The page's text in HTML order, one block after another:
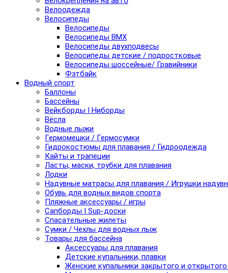
Велоодежда
Велосипеды
Велосипеды
Велосипеды BMX
Велосипеды двухподвесы
Велосипеды детские / подростковые
Велосипеды шоссейные/ Гравийники
Фэтбайк
Водный спорт
Баллоны
Бассейны
Вейкборды I Ниборды
Вёсла
Водные лыжи
Гермомешки / Гермосумки
Гидрокостюмы для плавания / Гидроодежда
Кайты и трапеции
Ласты, маски, трубки для плавания
Лодки
Надувные матрасы для плавания / Игрушки
Обувь для водных видов спорта
Пляжные аксессуары / игры
Сапборды I Sup-доски
Спасательные жилеты
Сумки / Чехлы для водных лыж
Товары для бассейна
Аксессуары для плавания
Детские купальники, плавки
Женские купальники закрытого и